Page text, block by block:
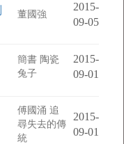
董國強
2015-
09-05
簡書 陶瓷
兔子
2015-
09-01
傅國涌 追
尋失去的傳
統
2015-
09-01